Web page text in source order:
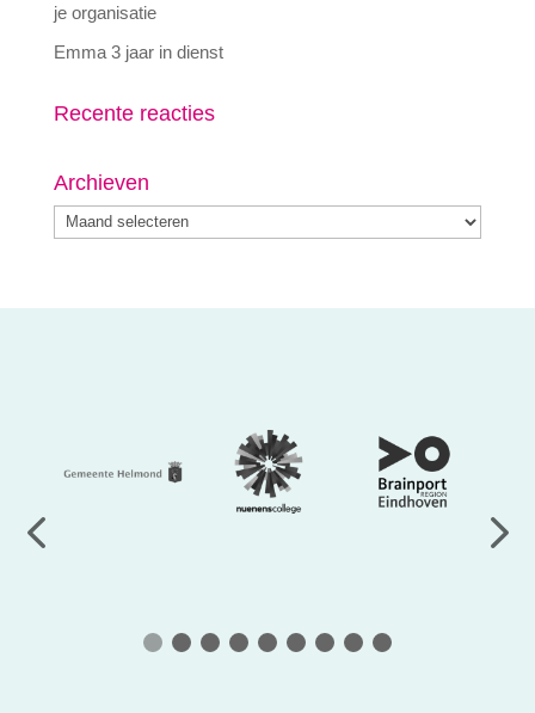
je organisatie
Emma 3 jaar in dienst
Recente reacties
Archieven
Archieven